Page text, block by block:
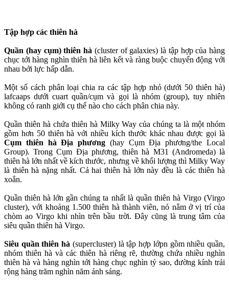
Tập hợp các thiên hà
Quần (hay cụm) thiên hà (cluster of galaxies) là tập hợp của hàng
chục tới hàng nghìn thiên hà liên kết và ràng buộc chuyển động với
nhau bởi lực hấp dẫn.
Một số cách phân loại chia ra các tập hợp nhỏ (dưới 50 thiên hà)
lafcaaps dưới cuart quần/cụm và gọi là nhóm (group), tuy nhiên
không có ranh giới cụ thể nào cho cách phân chia này.
Quần thiên hà chứa thiên hà Milky Way của chúng ta là một nhóm
gồm hơn 50 thiên hà với nhiều kích thước khác nhau được gọi là
Cụm thiên hà Địa phương (hay Cụm Địa phương/the Local
Group). Trong Cụm Địa phương, thiên hà M31 (Andromeda) là
thiên hà lớn nhất về kích thước, nhưng về khối lượng thì Milky Way
là thiên hà nặng nhất. Cả hai thiên hà lớn này đều là các thiên hà
xoắn.
Quần thiên hà lớn gần chúng ta nhất là quần thiên hà Virgo (Virgo
cluster), với khoảng 1.500 thiên hà thành viên, nó nằm ở vị trí của
chòm ao Virgo khi nhìn trên bầu trời. Đây cũng là trung tâm của
siêu quần thiên hà Virgo.
Siêu quần thiên hà (supercluster) là tập hợp lớpn gồm nhiều quần,
nhóm thiên hà và các thiên hà riêng rẽ, thường chứa nhiều nghìn
thiên hà và hàng nghìn tới hàng chục nghìn tỷ sao, đường kính trải
rộng hàng trăm nghìn năm ánh sáng.